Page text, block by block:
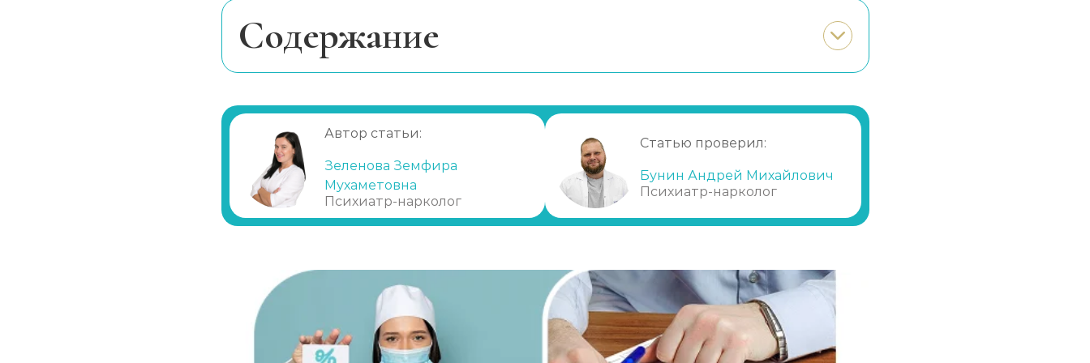
Курс реабилитации 28 дней от 28 450 ₽
Наркологический центр от 1 250 ₽
Принудительная реабилитация от 21 350 ₽
Программы реабилитации (сутки)
Вшивание от наркозависимости (Налтрексон) от 10 700 ₽
Наркологическое освидетельствование
Нарколог на дом (при наркомании)
Cодержание
Лечение зависимости от мефедрона
Автор статьи:
Зеленова Земфира
Мухаметовна
Психиатр-нарколог
Статью проверил:
Бунин Андрей Михайлович
Психиатр-нарколог